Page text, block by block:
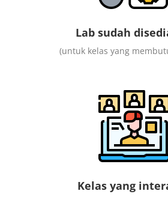
Lab sudah
(untuk kelas yang
Kelas yang